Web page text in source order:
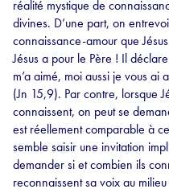
réalité mystique de
divines. D’une part, on
connaissance-amour que
Jésus a pour le Père ! Il
m’a aimé, moi aussi je vous ai
(Jn 15,9). Par contre, lorsque
connaissent, on peut se
est réellement comparable à
semble saisir une invitation
demander si et combien ils
reconnaissent sa voix au